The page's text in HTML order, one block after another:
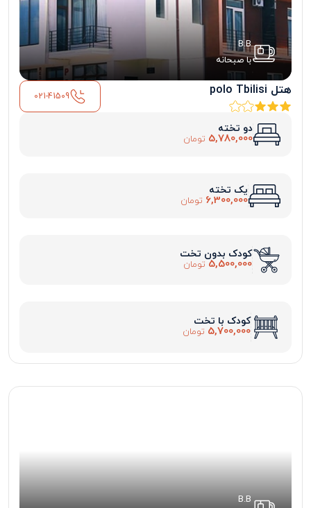
B.B
با صبحانه
هتل polo Tbilisi 021-41509
دو تخته
5,780,000 تومان
یک تخته
6,300,000 تومان
کودک بدون تخت
5,500,000 تومان
کودک با تخت
5,700,000 تومان
B.B